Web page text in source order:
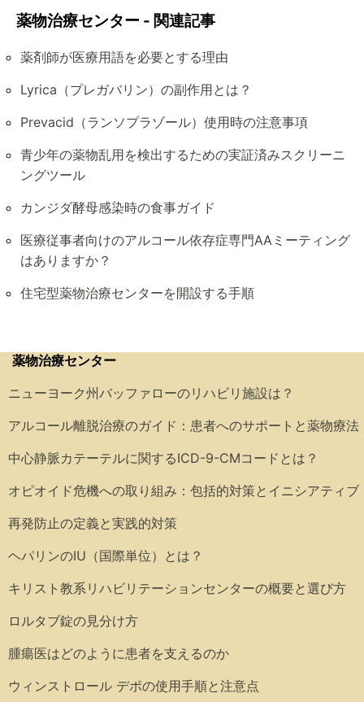
薬物治療センター - 関連記事
薬剤師が医療用語を必要とする理由
Lyrica（プレガバリン）の副作用とは？
Prevacid（ランソプラゾール）使用時の注意事項
青少年の薬物乱用を検出するための実証済みスクリーニ
ングツール
カンジダ酵母感染時の食事ガイド
医療従事者向けのアルコール依存症専門AAミーティング
はありますか？
住宅型薬物治療センターを開設する手順
薬物治療センター
ニューヨーク州バッファローのリハビリ施設は？
アルコール離脱治療のガイド：患者へのサポートと薬物療法
中心静脈カテーテルに関するICD-9-CMコードとは？
オピオイド危機への取り組み：包括的対策とイニシアティブ
再発防止の定義と実践的対策
ヘパリンのIU（国際単位）とは？
キリスト教系リハビリテーションセンターの概要と選び方
ロルタブ錠の見分け方
腫瘍医はどのように患者を支えるのか
ウィンストロール デポの使用手順と注意点